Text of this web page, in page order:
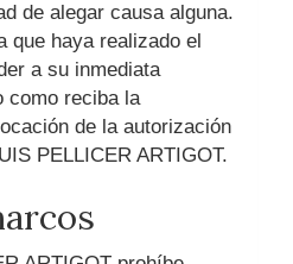
de alegar causa alguna.
que haya realizado el
a su inmediata
como reciba la
de la autorización
PELLICER ARTIGOT.